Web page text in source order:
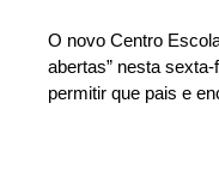
O novo Centro
abertas” nesta
permitir que pais e